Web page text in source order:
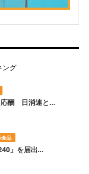
ング
応酬 日消連と...
食品
」を届出...